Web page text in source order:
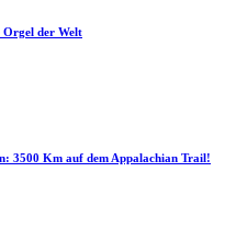
der Welt
3500 Km auf dem Appalachian Trail!